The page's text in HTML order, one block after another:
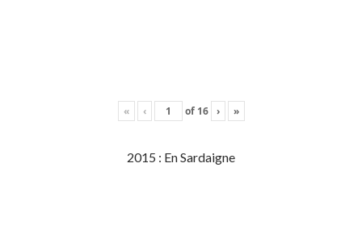
« ‹ of 16 › »
2015 : En Sardaigne